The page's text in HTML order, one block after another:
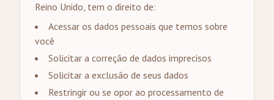
Reino Unido, tem o direito de:
Acessar os dados pessoais que temos sobre
você
Solicitar a correção de dados imprecisos
Solicitar a exclusão de seus dados
Restringir ou se opor ao processamento de